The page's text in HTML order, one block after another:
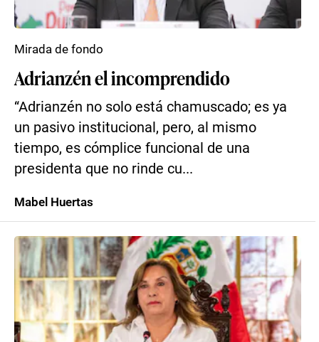
Adrianzén el incomprendido
“Adrianzén no solo está chamuscado; es ya
un pasivo institucional, pero, al mismo
tiempo, es cómplice funcional de una
presidenta que no rinde cu...
Mirada de fondo
Mabel Huertas